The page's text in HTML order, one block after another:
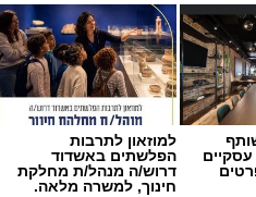
עסקיים
למוזאון לתרבות
הפלשתים באשדוד
דרוש/ה מנהל/ת מחלקת
חינוך, למשרה מלאה.